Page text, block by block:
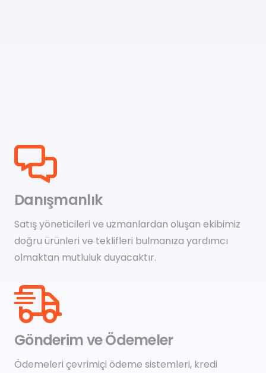
Danışmanlık
Satış yöneticileri ve uzmanlardan oluşan ekibimiz
doğru ürünleri ve teklifleri bulmanıza yardımcı
olmaktan mutluluk duyacaktır.
Gönderim ve Ödemeler
Ödemeleri çevrimiçi ödeme sistemleri, kredi